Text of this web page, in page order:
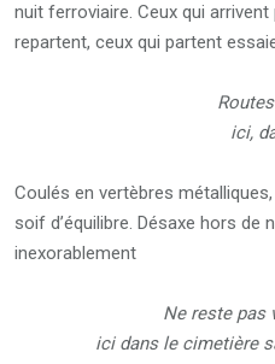
nuit ferroviaire. Ceux qui
repartent, ceux qui partent
ici,
Coulés en vertèbres
soif d’équilibre. Désaxe hors de
inexorablement
Ne reste pas
ici dans le cimetière